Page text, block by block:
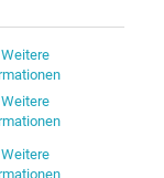
Weitere
Weitere
Weitere